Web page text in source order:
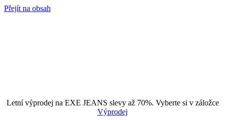
Přejít na obsah
Letní výprodej na EXE JEANS slevy až 70%. Vyberte si v záložce
Výprodej